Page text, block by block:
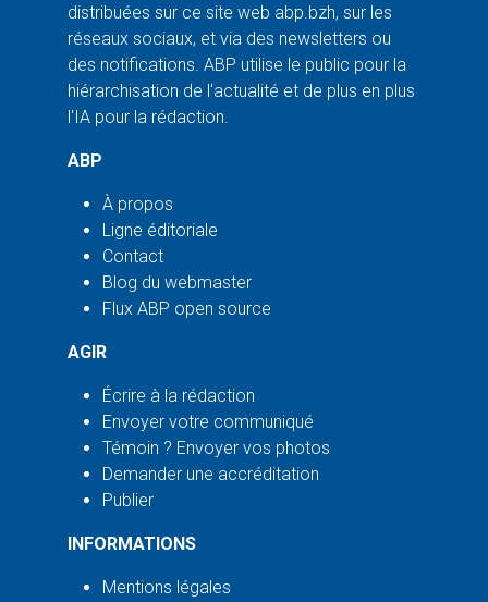
distribuées sur ce site web abp.bzh, sur les
réseaux sociaux, et via des newsletters ou
des notifications. ABP utilise le public pour la
hiérarchisation de l'actualité et de plus en plus
l'IA pour la rédaction.
ABP
À propos
Ligne éditoriale
Contact
Blog du webmaster
Flux ABP open source
AGIR
Écrire à la rédaction
Envoyer votre communiqué
Témoin ? Envoyer vos photos
Demander une accréditation
Publier
INFORMATIONS
Mentions légales